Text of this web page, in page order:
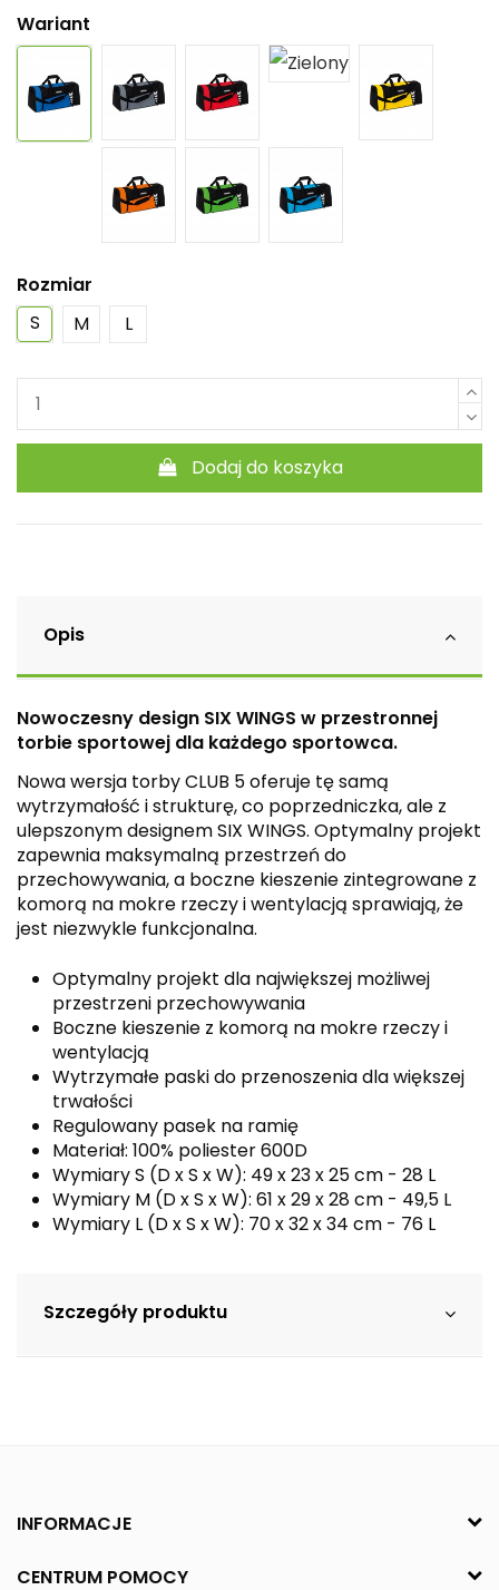
Wariant
Rozmiar
S
M L
Dodaj do koszyka
Opis
Nowoczesny design SIX WINGS w przestronnej
torbie sportowej dla każdego sportowca.
Nowa wersja torby CLUB 5 oferuje tę samą
wytrzymałość i strukturę, co poprzedniczka, ale z
ulepszonym designem SIX WINGS. Optymalny projekt
zapewnia maksymalną przestrzeń do
przechowywania, a boczne kieszenie zintegrowane z
komorą na mokre rzeczy i wentylacją sprawiają, że
jest niezwykle funkcjonalna.
Optymalny projekt dla największej możliwej
przestrzeni przechowywania
Boczne kieszenie z komorą na mokre rzeczy i
wentylacją
Wytrzymałe paski do przenoszenia dla większej
trwałości
Regulowany pasek na ramię
Materiał: 100% poliester 600D
Wymiary S (D x S x W): 49 x 23 x 25 cm - 28 L
Wymiary M (D x S x W): 61 x 29 x 28 cm - 49,5 L
Wymiary L (D x S x W): 70 x 32 x 34 cm - 76 L
Szczegóły produktu
INFORMACJE
CENTRUM POMOCY